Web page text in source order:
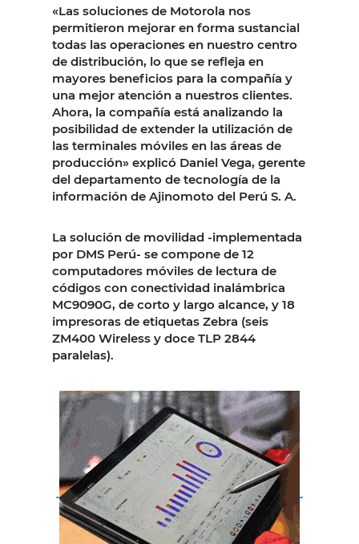
«Las soluciones de Motorola nos
permitieron mejorar en forma sustancial
todas las operaciones en nuestro centro
de distribución, lo que se refleja en
mayores beneficios para la compañía y
una mejor atención a nuestros clientes.
Ahora, la compañía está analizando la
posibilidad de extender la utilización de
las terminales móviles en las áreas de
producción» explicó Daniel Vega, gerente
del departamento de tecnología de la
información de Ajinomoto del Perú S. A.
La solución de movilidad -implementada
por DMS Perú- se compone de 12
computadores móviles de lectura de
códigos con conectividad inalámbrica
MC9090G, de corto y largo alcance, y 18
impresoras de etiquetas Zebra (seis
ZM400 Wireless y doce TLP 2844
paralelas).